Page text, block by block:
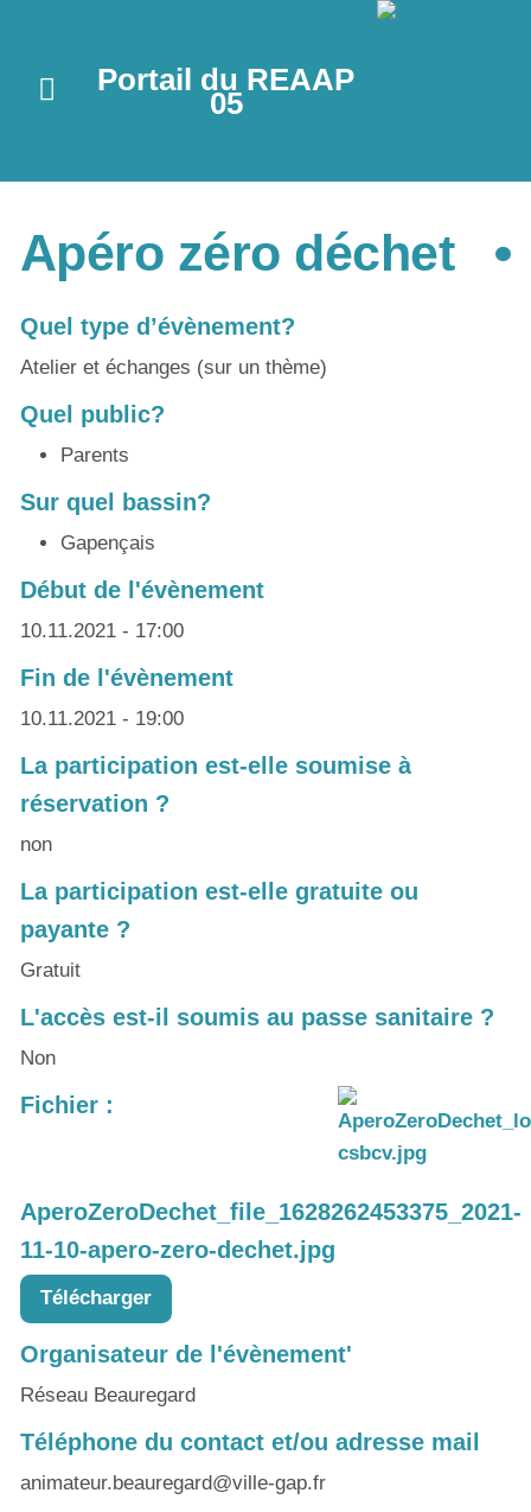
Portail du REAAP
05
Apéro zéro déchet
Quel type d’évènement?
Atelier et échanges (sur un thème)
Quel public?
Parents
Sur quel bassin?
Gapençais
Début de l'évènement
10.11.2021 - 17:00
Fin de l'évènement
10.11.2021 - 19:00
La participation est-elle soumise à
réservation ?
non
La participation est-elle gratuite ou
payante ?
Gratuit
L'accès est-il soumis au passe sanitaire ?
Non
Fichier :
AperoZeroDechet_file_1628262453375_2021-
11-10-apero-zero-dechet.jpg
Télécharger
Organisateur de l'évènement'
Réseau Beauregard
Téléphone du contact et/ou adresse mail
animateur.beauregard@ville-gap.fr